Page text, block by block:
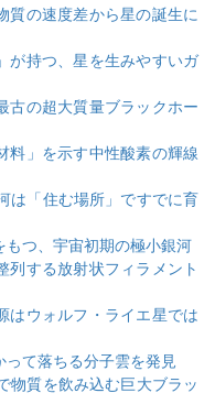
質の速度差から星の誕生に
が持つ、星を生みやすいガ
古の超大質量ブラックホー
料」を示す中性酸素の輝線
は「住む場所」ですでに育
つ、宇宙初期の極小銀河
列する放射状フィラメント
はウォルフ・ライエ星では
て落ちる分子雲を発見
物質を飲み込む巨大ブラッ